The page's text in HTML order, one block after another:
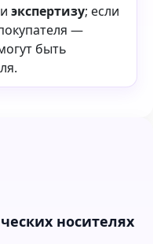
экспертизу; если
—
быть
носителях